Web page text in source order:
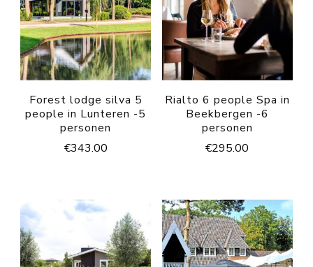
Forest lodge silva 5
people in Lunteren -5
personen
€343.00
Rialto 6 people Spa in
Beekbergen -6
personen
€295.00